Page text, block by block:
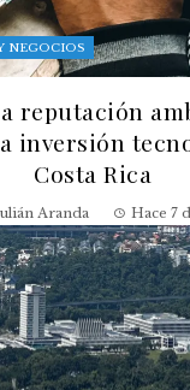
NEGOCIOS
reputación
inversión
Costa Rica
Aranda Hace 7